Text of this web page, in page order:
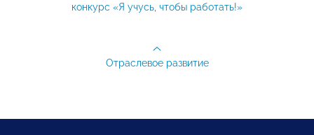
конкурс «Я учусь, чтобы работать!»
Отраслевое развитие